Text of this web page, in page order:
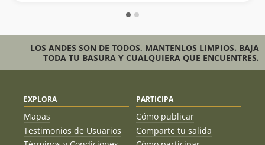
LOS ANDES SON DE TODOS, MANTENLOS LIMPIOS. BAJA
TODA TU BASURA Y CUALQUIERA QUE ENCUENTRES.
EXPLORA
Mapas
Testimonios de Usuarios
PARTICIPA
Cómo publicar
Comparte tu salida